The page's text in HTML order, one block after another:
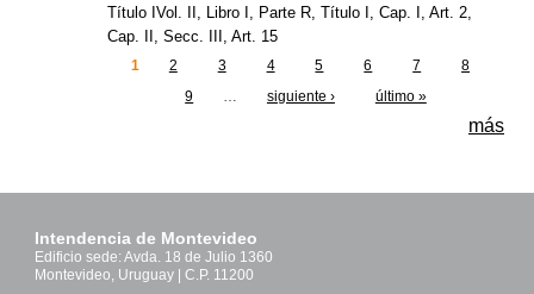
Título IVol. II, Libro I, Parte R, Título I, Cap. I, Art. 2,
Cap. II, Secc. III, Art. 15
1 2 3 4 5 6 7
8
9
… siguiente › último »
más
Intendencia de Montevideo
Edificio sede: Avda. 18 de Julio 1360
Montevideo, Uruguay | C.P. 11200